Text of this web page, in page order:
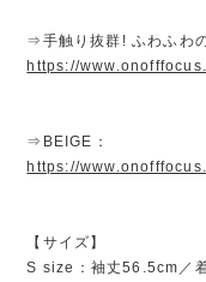
⇒手触り抜群! ふわふわ
https://
⇒BEIGE：
https://
【サイズ】
S size：袖丈56.5cm／